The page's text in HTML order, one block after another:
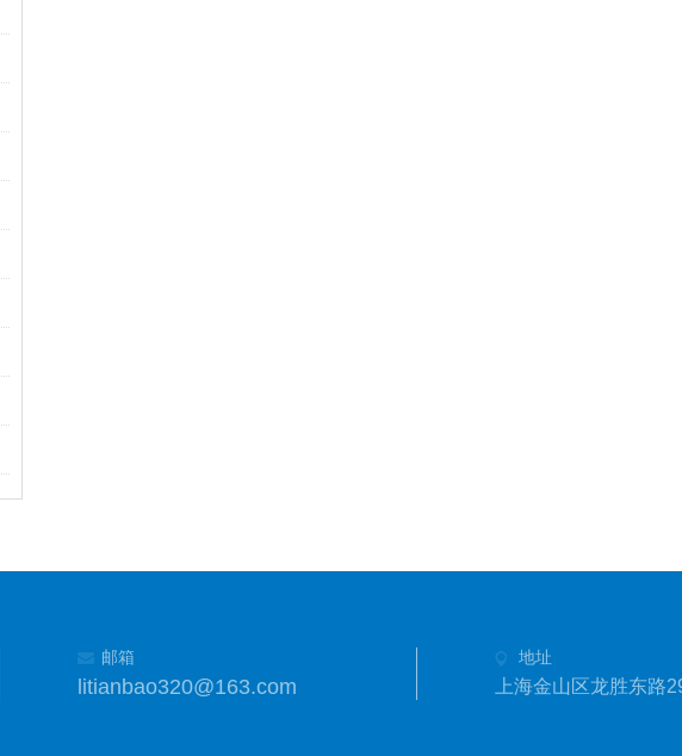
邮箱
litianbao320@163.com
地址
上海金山区龙胜东路